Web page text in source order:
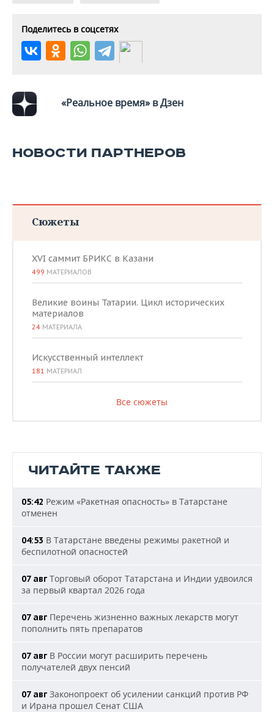
ХОККЕЙ С МЯЧОМ
ПРОИСШЕСТВИЯ
Поделитесь в соцсетях
«Реальное время» в Дзен
НОВОСТИ ПАРТНЕРОВ
Сюжеты
XVI саммит БРИКС в Казани
499 МАТЕРИАЛОВ
Великие воины Татарии. Цикл исторических
материалов
24 МАТЕРИАЛА
Искусственный интеллект
181 МАТЕРИАЛ
Все сюжеты
ЧИТАЙТЕ ТАКЖЕ
05:42 Режим «Ракетная опасность» в Татарстане
отменен
04:53 В Татарстане введены режимы ракетной и
беспилотной опасностей
07 авг Торговый оборот Татарстана и Индии удвоился
за первый квартал 2026 года
07 авг Перечень жизненно важных лекарств могут
пополнить пять препаратов
07 авг В России могут расширить перечень
получателей двух пенсий
07 авг Законопроект об усилении санкций против РФ
и Ирана прошел Сенат США